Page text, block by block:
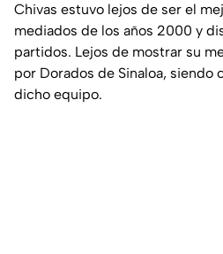
Chivas estuvo lejos de ser el
mediados de los años 2000 y
partidos. Lejos de mostrar su
por Dorados de Sinaloa, siendo
dicho equipo.